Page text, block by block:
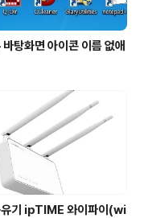
탕화면 아이콘 이름 없애
유기 ipTIME 와이파이(wi